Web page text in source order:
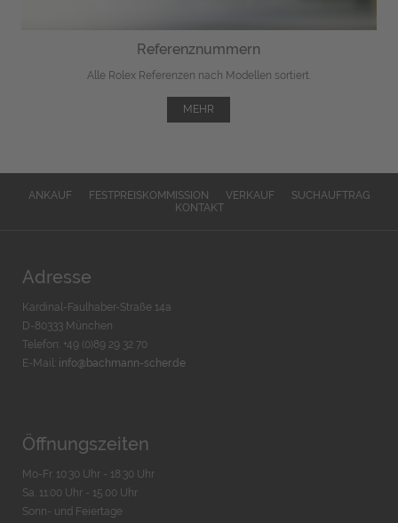
Referenznummern
Alle Rolex Referenzen nach Modellen sortiert.
MEHR
ANKAUF FESTPREISKOMMISSION VERKAUF
SUCHAUFTRAG
KONTAKT
Adresse
Kardinal-Faulhaber-Straße 14a
D-80333 München
Telefon: +49 (0)89 29 32 70
E-Mail: info@bachmann-scher.de
Öffnungszeiten
Mo-Fr. 10:30 Uhr - 18:30 Uhr
Sa. 11:00 Uhr - 15.00 Uhr
Sonn- und Feiertage